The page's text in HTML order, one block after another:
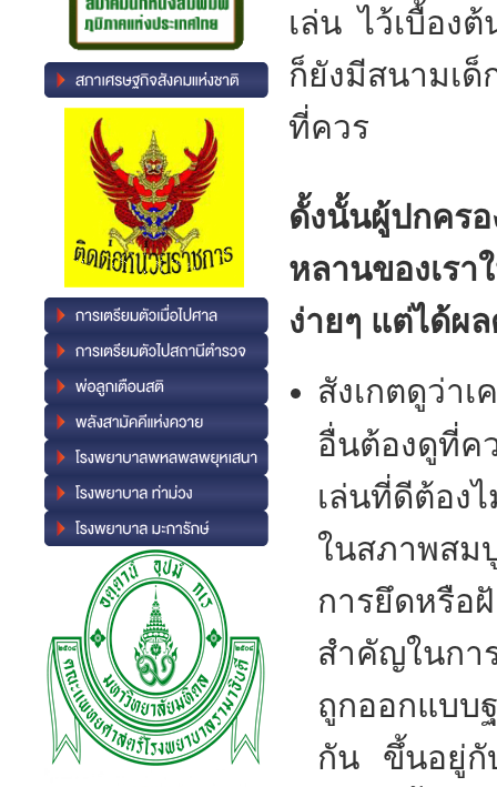
เล่น ไว้เบื้อง
ก็ยังมีสนามเด็
ที่ควร
ดั้งนั้นผู้ปกครอ
หลานของเรา
ง่ายๆ แต่ได้ผ
สังเกตดูว่า
อื่นต้องดูที่ค
เล่นที่ดีต้อง
ในสภาพส
การยึดหรือ
สำคัญในกา
ถูกออกแบ
กัน ขึ้นอยู่กั